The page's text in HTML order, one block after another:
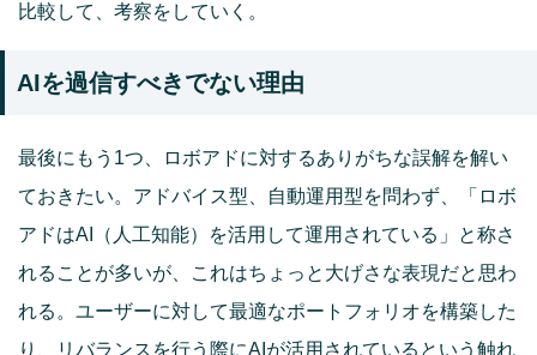
比較して、考察をしていく。
AIを過信すべきでない理由
最後にもう1つ、ロボアドに対するありがちな誤解を解い
ておきたい。アドバイス型、自動運用型を問わず、「ロボ
アドはAI（人工知能）を活用して運用されている」と称さ
れることが多いが、これはちょっと大げさな表現だと思わ
れる。ユーザーに対して最適なポートフォリオを構築した
り、リバランスを行う際にAIが活用されているという触れ